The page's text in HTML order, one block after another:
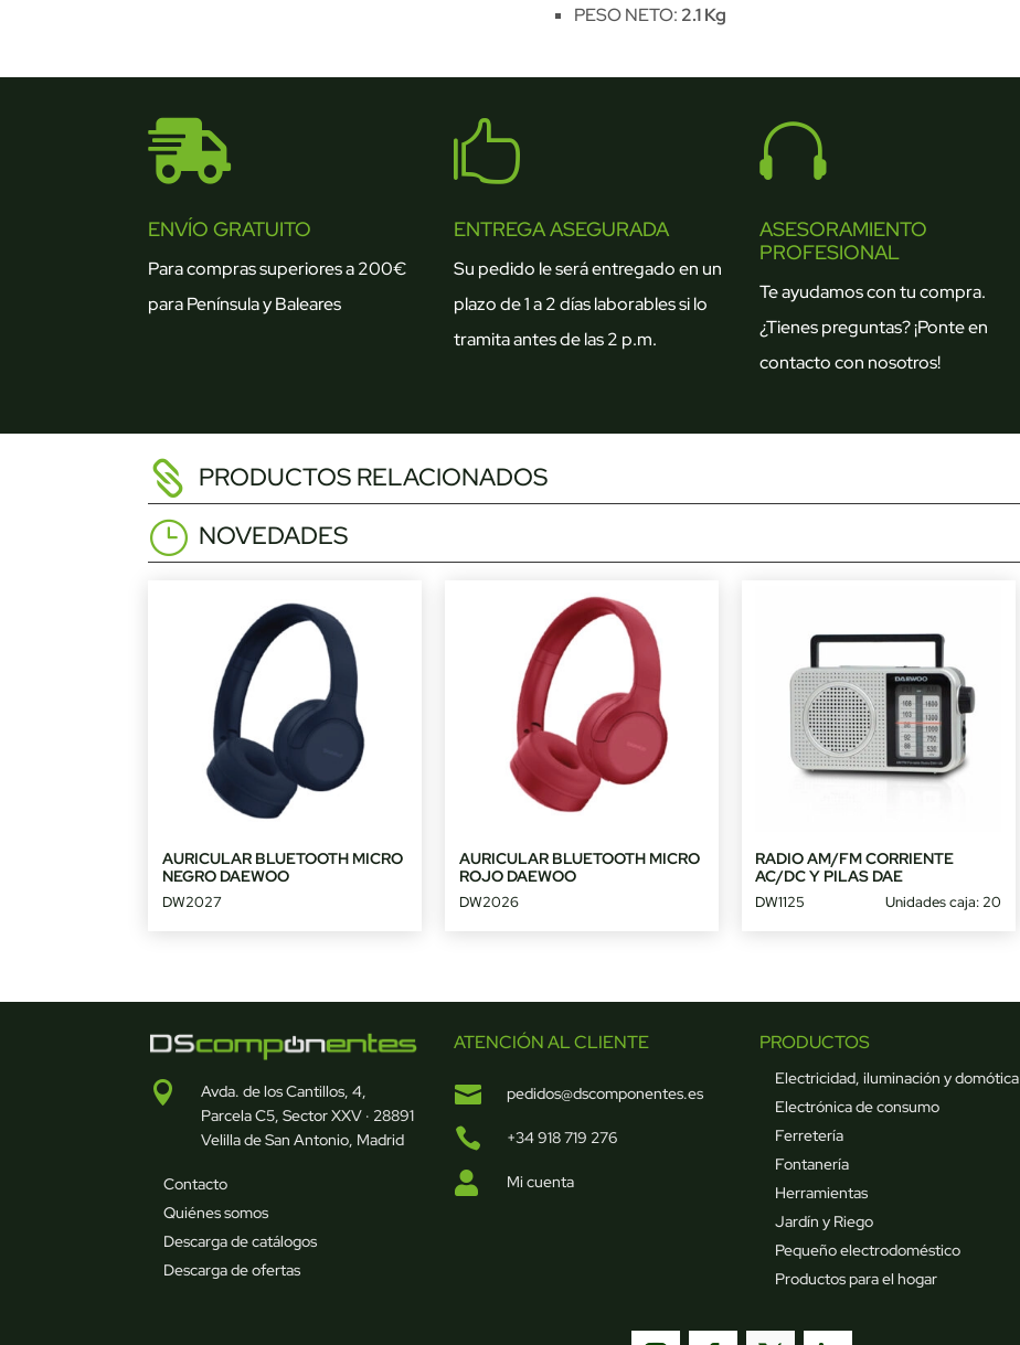
PESO NETO: 2.1 Kg

ENVÍO GRATUITO
Para compras superiores a 200€
para Península y Baleares

ENTREGA ASEGURADA
Su pedido le será entregado en un
plazo de 1 a 2 días laborables si lo
tramita antes de las 2 p.m.

ASESORAMIENTO
PROFESIONAL
Te ayudamos con tu compra.
¿Tienes preguntas? ¡Ponte en
contacto con nosotros!
PRODUCTOS RELACIONADOS
NOVEDADES
AURICULAR BLUETOOTH MICRO
NEGRO DAEWOO
DW2027
AURICULAR BLUETOOTH MICRO
ROJO DAEWOO
DW2026
RADIO AM/FM CORRIENTE
AC/DC Y PILAS DAE
DW1125 Unidades caja: 20

Avda. de los Cantillos, 4,
Parcela C5, Sector XXV · 28891
Velilla de San Antonio, Madrid
Contacto
Quiénes somos
Descarga de catálogos
Descarga de ofertas
ATENCIÓN AL CLIENTE
 pedidos@dscomponentes.es
 +34 918 719 276
 Mi cuenta
PRODUCTOS
Electricidad, iluminación y domótica
Electrónica de consumo
Ferretería
Fontanería
Herramientas
Jardín y Riego
Pequeño electrodoméstico
Productos para el hogar